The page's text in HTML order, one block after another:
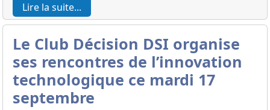
Lire la suite...
Le Club Décision DSI organise
ses rencontres de l’innovation
technologique ce mardi 17
septembre